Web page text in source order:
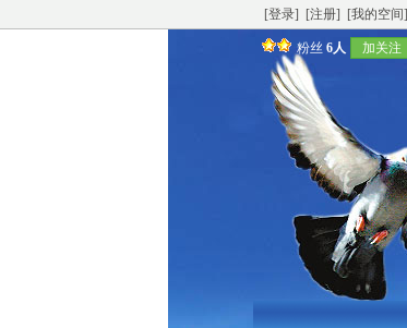
[登录] [注册] [我的空间]
粉丝 6人 加关注